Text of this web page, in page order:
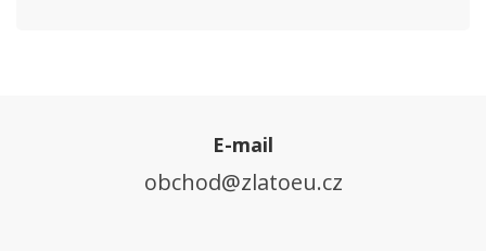
E-mail
obchod@zlatoeu.cz